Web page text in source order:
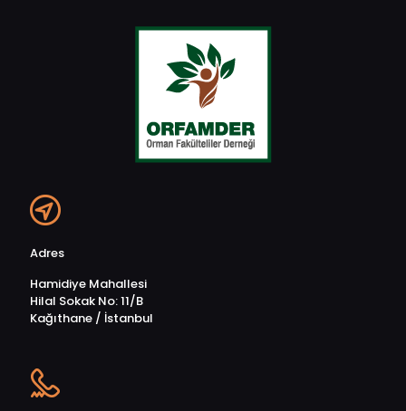
Adres
Hamidiye Mahallesi
Hilal Sokak No: 11/B
Kağıthane / İstanbul